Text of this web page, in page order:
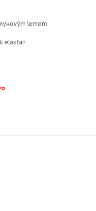
lemom
elastan